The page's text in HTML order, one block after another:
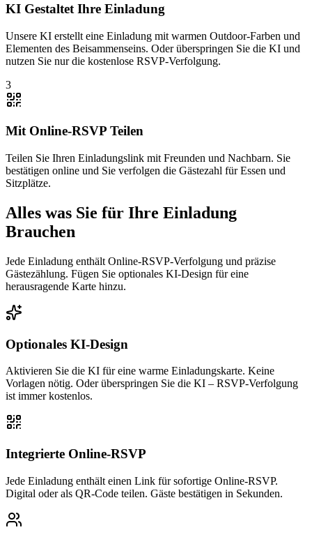
KI Gestaltet Ihre Einladung
Unsere KI erstellt eine Einladung mit warmen Outdoor-Farben und
Elementen des Beisammenseins. Oder überspringen Sie die KI und
nutzen Sie nur die kostenlose RSVP-Verfolgung.
3
Mit Online-RSVP Teilen
Teilen Sie Ihren Einladungslink mit Freunden und Nachbarn. Sie
bestätigen online und Sie verfolgen die Gästezahl für Essen und
Sitzplätze.
Alles was Sie für Ihre Einladung
Brauchen
Jede Einladung enthält Online-RSVP-Verfolgung und präzise
Gästezählung. Fügen Sie optionales KI-Design für eine
herausragende Karte hinzu.
Optionales KI-Design
Aktivieren Sie die KI für eine warme Einladungskarte. Keine
Vorlagen nötig. Oder überspringen Sie die KI – RSVP-Verfolgung
ist immer kostenlos.
Integrierte Online-RSVP
Jede Einladung enthält einen Link für sofortige Online-RSVP.
Digital oder als QR-Code teilen. Gäste bestätigen in Sekunden.